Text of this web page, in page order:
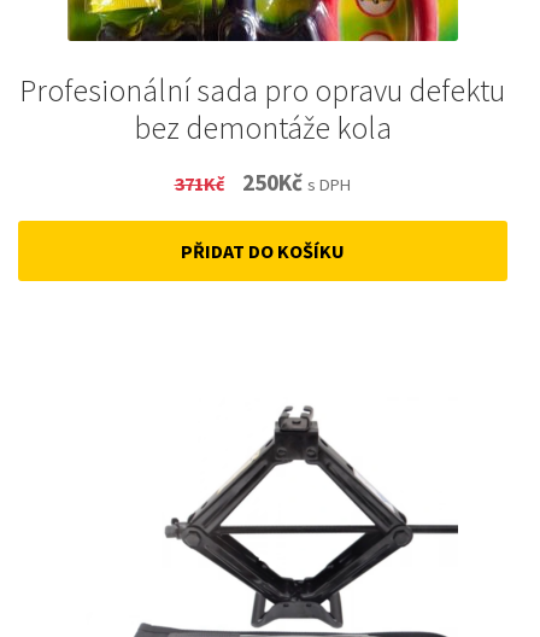
Profesionální sada pro opravu defektu
bez demontáže kola
371Kč
Original
price
was:
250KčCurrent
price
is:
s DPH
PŘIDAT DO KOŠÍKU